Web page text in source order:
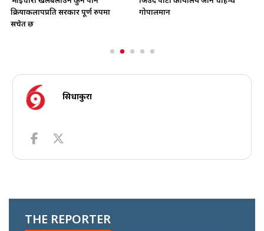
क्रियाकलापप्रति सरकार पूर्ण रुपमा
सचेत छ
गोपालमान
सिधाकुरा
THE REPORTER